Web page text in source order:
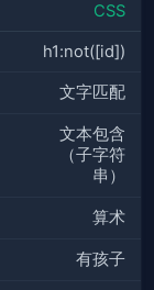
CSS
h1:not([id])
文字匹配
文本包含
（子字符
串）
算术
有孩子